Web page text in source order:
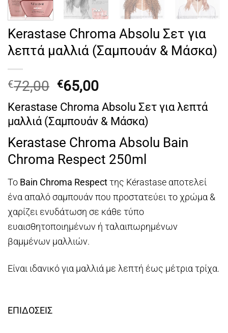
Kerastase Chroma Absolu Σετ για
λεπτά μαλλιά (Σαμπουάν & Μάσκα)
€72,00 Original
price
was:
€72,00.
€65,00Η
τρέχουσα
τιμή
είναι:
€65,00.
Kerastase Chroma Absolu Σετ για λεπτά
μαλλιά (Σαμπουάν & Μάσκα)
Kerastase Chroma Absolu Bain
Chroma Respect 250ml
Το Bain Chroma Respectτης Kérastase αποτελεί
ένα απαλό σαμπουάν που προστατεύει το χρώμα &
χαρίζει ενυδάτωση σε κάθε τύπο
ευαισθητοποιημένων ή ταλαιπωρημένων
βαμμένων μαλλιών.
Είναι ιδανικό για μαλλιά με λεπτή έως μέτρια τρίχα.
ΕΠΙΔΟΣΕΙΣ